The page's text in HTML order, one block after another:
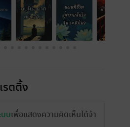
รตติ้ง
บบเพื่อแสดงความคิดเห็นได้จ้า